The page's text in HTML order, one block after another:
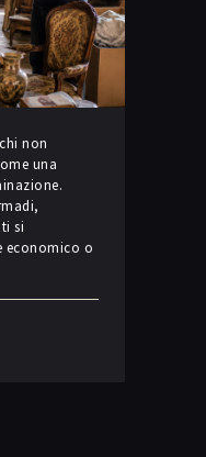
non
una
si
economico o